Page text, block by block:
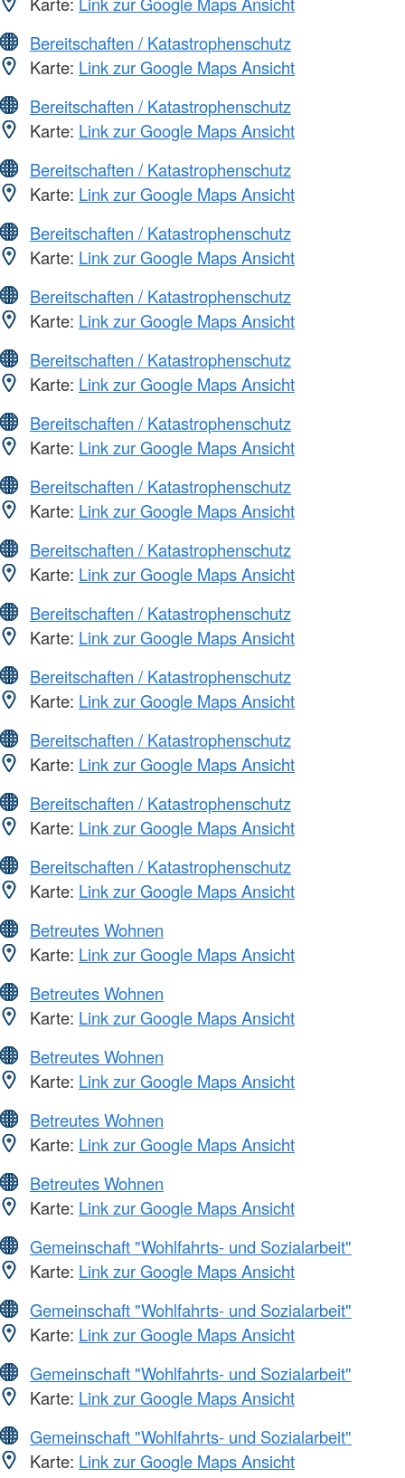
Bereitschaften / Katastrophenschutz
Karte: Link zur Google Maps Ansicht
Bereitschaften / Katastrophenschutz
Karte: Link zur Google Maps Ansicht
Bereitschaften / Katastrophenschutz
Karte: Link zur Google Maps Ansicht
Bereitschaften / Katastrophenschutz
Karte: Link zur Google Maps Ansicht
Bereitschaften / Katastrophenschutz
Karte: Link zur Google Maps Ansicht
Bereitschaften / Katastrophenschutz
Karte: Link zur Google Maps Ansicht
Bereitschaften / Katastrophenschutz
Karte: Link zur Google Maps Ansicht
Bereitschaften / Katastrophenschutz
Karte: Link zur Google Maps Ansicht
Bereitschaften / Katastrophenschutz
Karte: Link zur Google Maps Ansicht
Bereitschaften / Katastrophenschutz
Karte: Link zur Google Maps Ansicht
Bereitschaften / Katastrophenschutz
Karte: Link zur Google Maps Ansicht
Bereitschaften / Katastrophenschutz
Karte: Link zur Google Maps Ansicht
Bereitschaften / Katastrophenschutz
Karte: Link zur Google Maps Ansicht
Bereitschaften / Katastrophenschutz
Karte: Link zur Google Maps Ansicht
Betreutes Wohnen
Karte: Link zur Google Maps Ansicht
Betreutes Wohnen
Karte: Link zur Google Maps Ansicht
Betreutes Wohnen
Karte: Link zur Google Maps Ansicht
Betreutes Wohnen
Karte: Link zur Google Maps Ansicht
Betreutes Wohnen
Karte: Link zur Google Maps Ansicht
Gemeinschaft "Wohlfahrts- und Sozialarbeit"
Karte: Link zur Google Maps Ansicht
Gemeinschaft "Wohlfahrts- und Sozialarbeit"
Karte: Link zur Google Maps Ansicht
Gemeinschaft "Wohlfahrts- und Sozialarbeit"
Karte: Link zur Google Maps Ansicht
Gemeinschaft "Wohlfahrts- und Sozialarbeit"
Karte: Link zur Google Maps Ansicht